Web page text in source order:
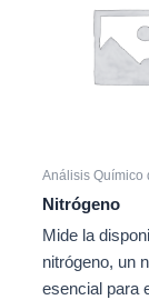
Análisis Químico
Nitrógeno
Mide la
nitrógeno, un
esencial para